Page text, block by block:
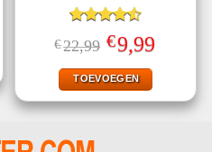
Gewaardeerd
4.56uit 5
€22,99 Oorspronkelijke
prijs
was:
€22,99.
€9,99Huidige
prijs
TOEVOEGEN